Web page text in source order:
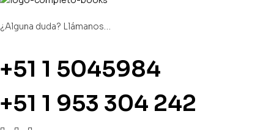
¿Alguna duda? Llámanos…
+51 1 5045984
+51 1 953 304 242